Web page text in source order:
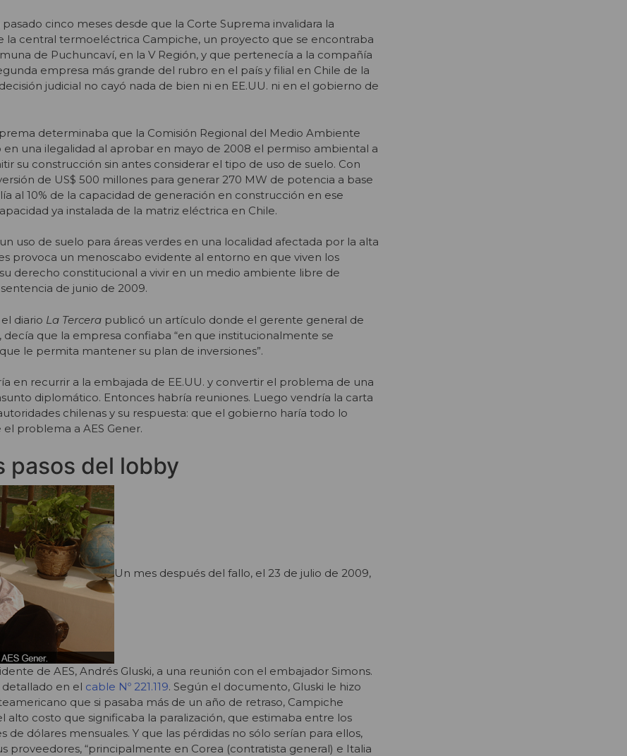
cinco meses desde que la Corte Suprema invalidara la
la central termoeléctrica Campiche, un proyecto que se encontraba
de Puchuncaví, en la V Región, y que pertenecía a la compañía
empresa más grande del rubro en el país y filial en Chile de la
judicial no cayó nada de bien ni en EE.UU. ni en el gobierno de
determinaba que la Comisión Regional del Medio Ambiente
en una ilegalidad al aprobar en mayo de 2008 el permiso ambiental a
su construcción sin antes considerar el tipo de uso de suelo. Con
de US$ 500 millones para generar 270 MW de potencia a base
al 10% de la capacidad de generación en construcción en ese
ya instalada de la matriz eléctrica en Chile.
uso de suelo para áreas verdes en una localidad afectada por la alta
provoca un menoscabo evidente al entorno en que viven los
derecho constitucional a vivir en un medio ambiente libre de
de junio de 2009.
diario La Tercera publicó un artículo donde el gerente general de
decía que la empresa confiaba “en que institucionalmente se
le permita mantener su plan de inversiones”.
en recurrir a la embajada de EE.UU. y convertir el problema de una
diplomático. Entonces habría reuniones. Luego vendría la carta
chilenas y su respuesta: que el gobierno haría todo lo
problema a AES Gener.
pasos del lobby
Un mes después del fallo, el 23 de julio de 2009,
de AES, Andrés Gluski, a una reunión con el embajador Simons.
en el cable Nº 221.119. Según el documento, Gluski le hizo
que si pasaba más de un año de retraso, Campiche
alto costo que significaba la paralización, que estimaba entre los
de dólares mensuales. Y que las pérdidas no sólo serían para ellos,
proveedores, “principalmente en Corea (contratista general) e Italia